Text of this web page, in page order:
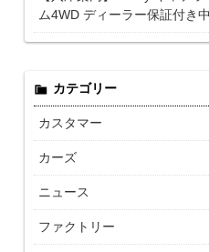
ム4WD ディーラー保証付き
カテゴリー
カスタマー
カーズ
ニュース
ファクトリー